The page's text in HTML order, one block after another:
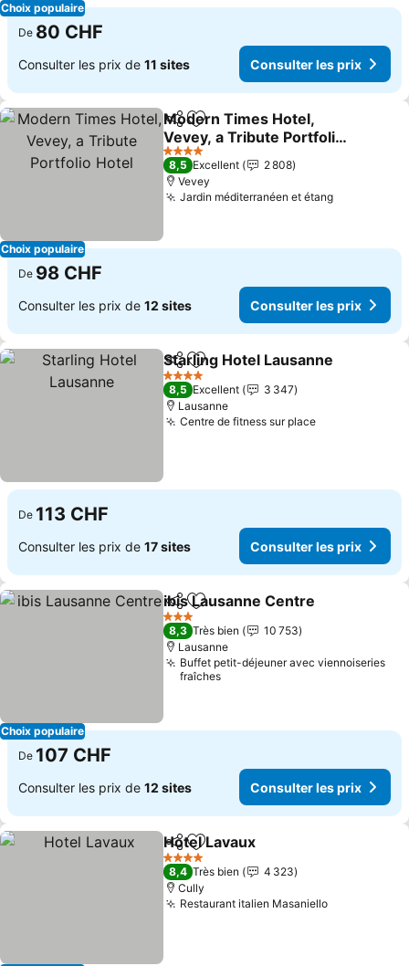
Choix populaire
De 80 CHF
Consulter les prix de 11 sites Consulter les prix
Choix populaire
PartagerAjouter à mes favoris
Modern Times Hotel,
Vevey, a Tribute Portfolio
Hotel
4 Étoiles
8,5 Excellent
2 808
Vevey
Jardin méditerranéen et étang
De 98 CHF
Consulter les prix de 12 sites Consulter les prix
PartagerAjouter à mes favoris
Starling Hotel Lausanne
4 Étoiles
8,5 Excellent
3 347
Lausanne
Centre de fitness sur place
De 113 CHF
Consulter les prix de 17 sites Consulter les prix
Choix populaire
PartagerAjouter à mes favoris
ibis Lausanne Centre
3 Étoiles
8,3 Très bien
10 753
Lausanne
Buffet petit-déjeuner avec viennoiseries
fraîches
De 107 CHF
Consulter les prix de 12 sites Consulter les prix
PartagerAjouter à mes favoris
Hotel Lavaux
4 Étoiles
8,4 Très bien
4 323
Cully
Restaurant italien Masaniello